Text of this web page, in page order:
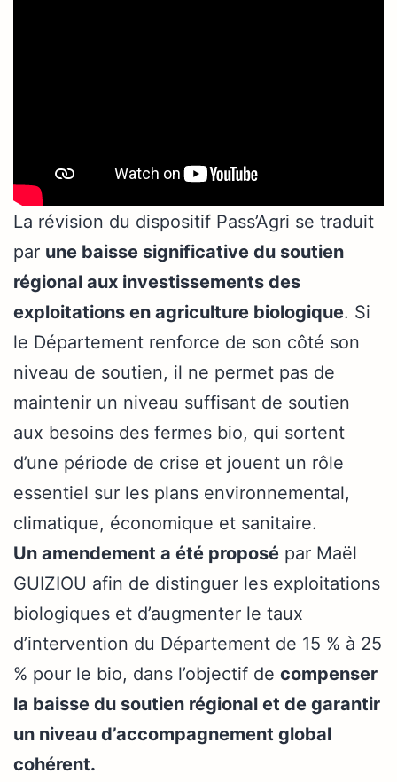
La révision du dispositif Pass’Agri se traduit
par une baisse significative du soutien
régional aux investissements des
exploitations en agriculture biologique. Si
le Département renforce de son côté son
niveau de soutien, il ne permet pas de
maintenir un niveau suffisant de soutien
aux besoins des fermes bio, qui sortent
d’une période de crise et jouent un rôle
essentiel sur les plans environnemental,
climatique, économique et sanitaire.
Un amendement a été proposé par Maël
GUIZIOU afin de distinguer les exploitations
biologiques et d’augmenter le taux
d’intervention du Département de 15 % à 25
% pour le bio, dans l’objectif de compenser
la baisse du soutien régional et de garantir
un niveau d’accompagnement global
cohérent.